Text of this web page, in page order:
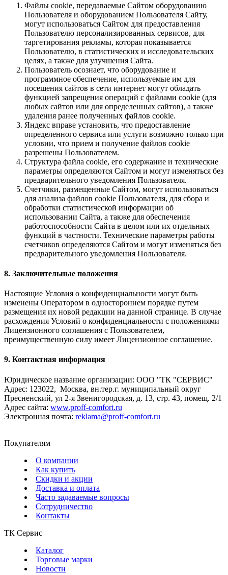
Файлы cookie, передаваемые Сайтом оборудованию
Пользователя и оборудованием Пользователя Сайту,
могут использоваться Сайтом для предоставления
Пользователю персонализированных сервисов, для
таргетирования рекламы, которая показывается
Пользователю, в статистических и исследовательских
целях, а также для улучшения Сайта.
Пользователь осознает, что оборудование и
программное обеспечение, используемые им для
посещения сайтов в сети интернет могут обладать
функцией запрещения операций с файлами cookie (для
любых сайтов или для определенных сайтов), а также
удаления ранее полученных файлов cookie.
Яндекс вправе установить, что предоставление
определенного сервиса или услуги возможно только при
условии, что прием и получение файлов cookie
разрешены Пользователем.
Структура файла cookie, его содержание и технические
параметры определяются Сайтом и могут изменяться без
предварительного уведомления Пользователя.
Счетчики, размещенные Сайтом, могут использоваться
для анализа файлов cookie Пользователя, для сбора и
обработки статистической информации об
использовании Сайта, а также для обеспечения
работоспособности Сайта в целом или их отдельных
функций в частности. Технические параметры работы
счетчиков определяются Сайтом и могут изменяться без
предварительного уведомления Пользователя.
8. Заключительные положения
Настоящие Условия о конфиденциальности могут быть
изменены Оператором в одностороннем порядке путем
размещения их новой редакции на данной странице. В случае
расхождения Условий о конфиденциальности с положениями
Лицензионного соглашения с Пользователем,
преимущественную силу имеет Лицензионное соглашение.
9. Контактная информация
Юридическое название организации: ООО "ТК "СЕРВИС"
Адрес: 123022, Москва, вн.тер.г. муниципальный округ
Пресненский, ул 2-я Звенигородская, д. 13, стр. 43, помещ. 2/1
Адрес сайта: www.proff-comfort.ru
Электронная почта: reklama@proff-comfort.ru
Покупателям
О компании
Как купить
Скидки и акции
Доставка и оплата
Часто задаваемые вопросы
Сотрудничество
Контакты
ТК Сервис
Каталог
Торговые марки
Новости